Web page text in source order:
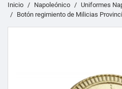
Inicio Napoleónico Uniformes
Botón regimiento de Milicias